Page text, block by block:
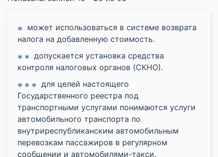
может использоваться в системе возврата
налога на добавленную стоимость.
допускается установка средства
контроля налоговых органов (СКНО).
для целей настоящего
Государственного реестра под
транспортными услугами понимаются услуги
автомобильного транспорта по
внутриреспубликанским автомобильным
перевозкам пассажиров в регулярном
сообщении и автомобилями-такси.